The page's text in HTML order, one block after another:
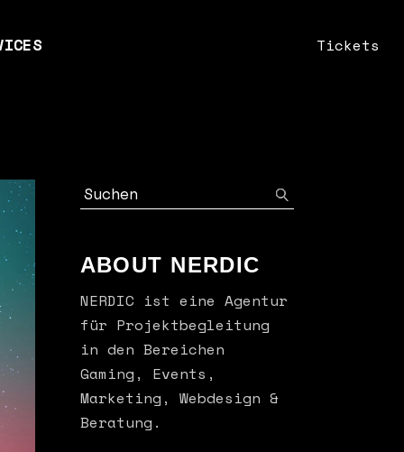
& Webdesign
Tickets
ABOUT NERDIC
NERDIC ist eine Agentur
für Projektbegleitung
in den Bereichen
Gaming, Events,
Marketing, Webdesign &
Beratung.